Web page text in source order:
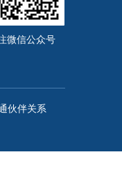
微信公众号
伙伴关系